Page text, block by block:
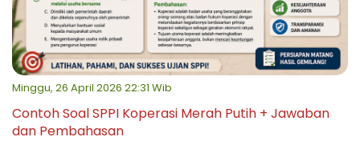
Minggu, 26 April 2026 22:31 Wib
Contoh Soal SPPI Koperasi Merah Putih + Jawaban
dan Pembahasan